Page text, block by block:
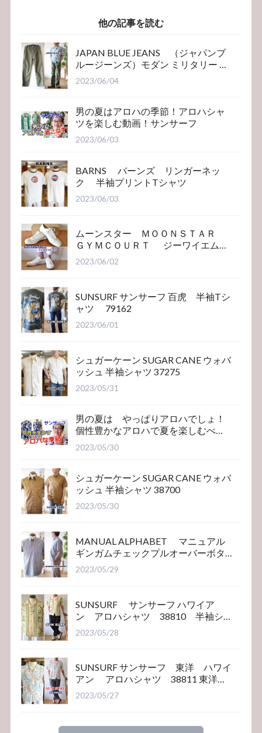
６Ｎ
他の記事を読む
JAPAN BLUE JEANS （ジャパンブ
ルージーンズ）モダン ミリタリー ベ
イカーパンツ
2023/06/04
男の夏はアロハの季節！アロハシャ
ツを楽しむ動画！サンサーフ
2023/06/03
BARNS バーンズ リンガーネッ
ク 半袖プリントTシャツ
2023/06/03
ムーンスター ＭＯＯＮＳＴＡＲ
ＧＹＭＣＯＵＲＴ ジーワイエム
コート
2023/06/02
SUNSURF サンサーフ 百虎 半袖Tシ
ャツ 79162
2023/06/01
シュガーケーン SUGAR CANE ウォバ
ッシュ 半袖シャツ 37275
2023/05/31
男の夏は やっぱりアロハでしょ！
個性豊かなアロハで夏を楽しむべ
き！サンサーフ
2023/05/30
シュガーケーン SUGAR CANE ウォバ
ッシュ 半袖シャツ 38700
2023/05/30
MANUAL ALPHABET マニュアル
ギンガムチェックプルオーバーボタ
ンダウンシャツ
2023/05/29
SUNSURF サンサーフ ハワイア
ン アロハシャツ 38810 半袖シ
ャツ
2023/05/28
SUNSURF サンサーフ 東洋 ハワイ
アン アロハシャツ 38811 東洋エ
ンタープライズ
2023/05/27